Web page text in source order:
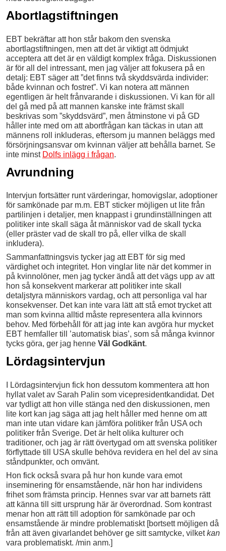
Abortlagstiftningen
EBT bekräftar att hon står bakom den svenska
abortlagstiftningen, men att det är viktigt att ödmjukt
acceptera att det är en väldigt komplex fråga. Diskussionen
är för all del intressant, men jag väljer att fokusera på en
detalj: EBT säger att ”det finns två skyddsvärda individer:
både kvinnan och fostret”. Vi kan notera att männen
egentligen är helt frånvarande i diskussionen. Vi kan för all
del gå med på att mannen kanske inte främst skall
beskrivas som ”skyddsvärd”, men åtminstone vi på GD
håller inte med om att abortfrågan kan täckas in utan att
männens roll inkluderas, eftersom ju mannen beläggs med
försörjningsansvar om kvinnan väljer att behålla barnet. Se
inte minst Dolfs inlägg i frågan.
Avrundning
Intervjun fortsätter runt värderingar, homovigslar, adoptioner
för samkönade par m.m. EBT sticker möjligen ut lite från
partilinjen i detaljer, men knappast i grundinställningen att
politiker inte skall säga åt människor vad de skall tycka
(eller präster vad de skall tro på, eller vilka de skall
inkludera).
Sammanfattningsvis tycker jag att EBT för sig med
värdighet och integritet. Hon vinglar lite när det kommer in
på kvinnolöner, men jag tycker ändå att det vägs upp av att
hon så konsekvent markerar att politiker inte skall
detaljstyra människors vardag, och att personliga val har
konsekvenser. Det kan inte vara lätt att stå emot trycket att
man som kvinna alltid måste representera alla kvinnors
behov. Med förbehåll för att jag inte kan avgöra hur mycket
EBT hemfaller till ’automatisk bias’, som så många kvinnor
tycks göra, ger jag henne Väl Godkänt.
Lördagsintervjun
I Lördagsintervjun fick hon dessutom kommentera att hon
hyllat valet av Sarah Palin som vicepresidentkandidat. Det
var tydligt att hon ville stänga ned den diskussionen, men
lite kort kan jag säga att jag helt håller med henne om att
man inte utan vidare kan jämföra politiker från USA och
politiker från Sverige. Det är helt olika kulturer och
traditioner, och jag är rätt övertygad om att svenska politiker
förflyttade till USA skulle behöva revidera en hel del av sina
ståndpunkter, och omvänt.
Hon fick också svara på hur hon kunde vara emot
inseminering för ensamstående, när hon har individens
frihet som främsta princip. Hennes svar var att barnets rätt
att känna till sitt ursprung här är överordnad. Som kontrast
menar hon att rätt till adoption för samkönade par och
ensamstående är mindre problematiskt [bortsett möjligen då
från att även givarlandet behöver ge sitt samtycke, vilketkan
vara problematiskt. /min anm.]